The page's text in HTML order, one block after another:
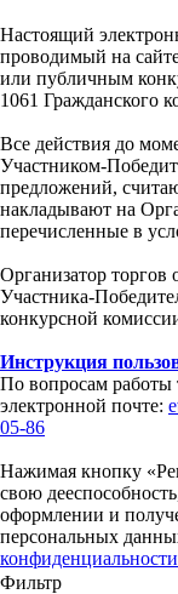
Настоящий
проводимый на
или публичным
1061 Гражданского
Все действия до
Участником-
предложений,
накладывают на
перечисленные в
Организатор торгов
Участника-
конкурсной
Инструкция
По вопросам работы
электронной почте:
05-86
Нажимая кнопку
свою
оформлении и
персональных
Фильтр